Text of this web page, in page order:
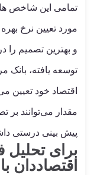
تمامی این شاخص ها
مورد تعیین نرخ
و بهترین تصمیم را
اقتصاد خود تعیین
مقدار می‌توانند بر
پیش بینی درستی
برای تحلیل
اقتصاددان